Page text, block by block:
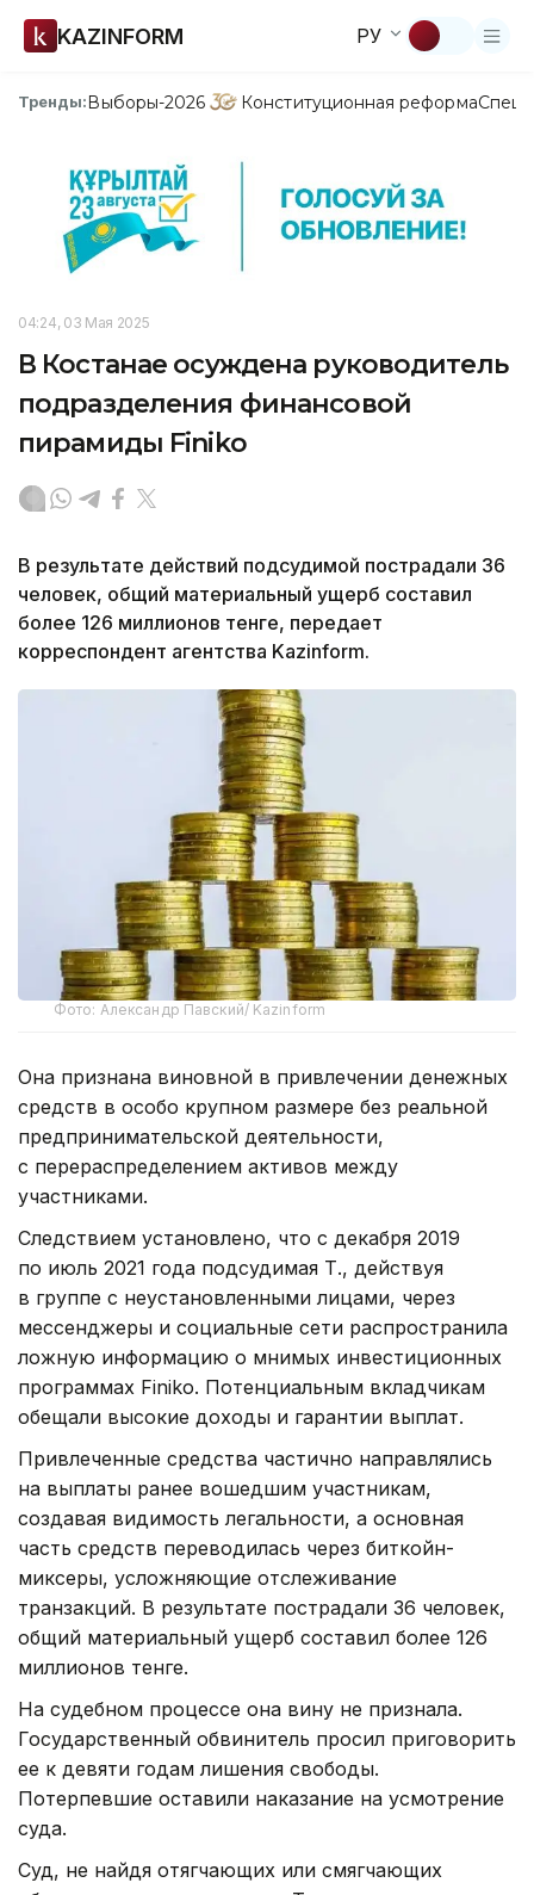
KAZINFORM РУ
Тренды:Выборы-2026 Конституционная реформа
04:24, 03 Мая 2025
В Костанае осуждена руководитель
подразделения финансовой
пирамиды Finiko
В результате действий подсудимой пострадали 36
человек, общий материальный ущерб составил
более 126 миллионов тенге, передает
корреспондент агентства Kazinform.
Фото: Александр Павский/ Kazinform
Она признана виновной в привлечении денежных
средств в особо крупном размере без реальной
предпринимательской деятельности,
с перераспределением активов между
участниками.
Следствием установлено, что с декабря 2019
по июль 2021 года подсудимая Т., действуя
в группе с неустановленными лицами, через
мессенджеры и социальные сети распространила
ложную информацию о мнимых инвестиционных
программах Finiko. Потенциальным вкладчикам
обещали высокие доходы и гарантии выплат.
Привлеченные средства частично направлялись
на выплаты ранее вошедшим участникам,
создавая видимость легальности, а основная
часть средств переводилась через биткойн-
миксеры, усложняющие отслеживание
транзакций. В результате пострадали 36 человек,
общий материальный ущерб составил более 126
миллионов тенге.
На судебном процессе она вину не признала.
Государственный обвинитель просил приговорить
ее к девяти годам лишения свободы.
Потерпевшие оставили наказание на усмотрение
суда.
Суд, не найдя отягчающих или смягчающих